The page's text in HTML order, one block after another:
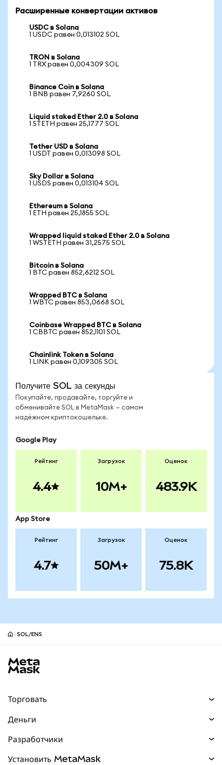
Расширенные конвертации активов
USDC в Solana
1 USDC равен 0,013102 SOL
TRON в Solana
1 TRX равен 0,004309 SOL
Binance Coin в Solana
1 BNB равен 7,9260 SOL
Liquid staked Ether 2.0 в Solana
1 STETH равен 25,1777 SOL
Tether USD в Solana
1 USDT равен 0,013098 SOL
Sky Dollar в Solana
1 USDS равен 0,013104 SOL
Ethereum в Solana
1 ETH равен 25,1855 SOL
Wrapped liquid staked Ether 2.0 в Solana
1 WSTETH равен 31,2575 SOL
Bitcoin в Solana
1 BTC равен 852,6212 SOL
Wrapped BTC в Solana
1 WBTC равен 853,0668 SOL
Coinbase Wrapped BTC в Solana
1 CBBTC равен 852,1101 SOL
Chainlink Token в Solana
1 LINK равен 0,109305 SOL
Получите SOL за секунды
Покупайте, продавайте, торгуйте и
обменивайте SOL в MetaMask — самом
надёжном криптокошельке.
Google Play
Рейтинг
4.4
Загрузок
10M+
Оценок
483.9K
App Store
Рейтинг
4.7
Загрузок
50M+
Оценок
75.8K
SOL/ENS
Торговать
Прогнозы
Перпы НОВИНКА
Деньги
Разработчики
Установить MetaMask